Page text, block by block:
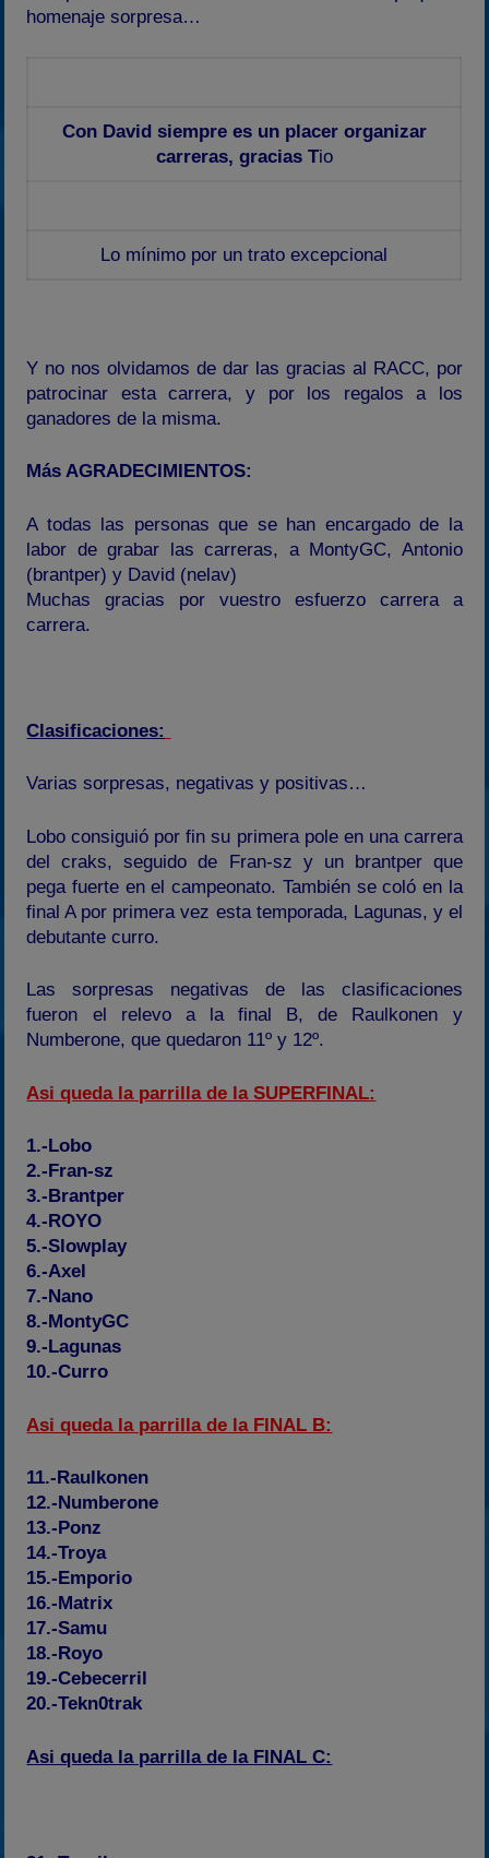
homenaje sorpresa…
Con David siempre es un placer organizar
carreras, gracias Tio
Lo mínimo por un trato excepcional
Y no nos olvidamos de dar las gracias al RACC, por
patrocinar esta carrera, y por los regalos a los
ganadores de la misma.
Más AGRADECIMIENTOS:
A todas las personas que se han encargado de la
labor de grabar las carreras, a MontyGC, Antonio
(brantper) y David (nelav)
Muchas gracias por vuestro esfuerzo carrera a
carrera.
Clasificaciones:
Varias sorpresas, negativas y positivas…
Lobo consiguió por fin su primera pole en una carrera
del craks, seguido de Fran-sz y un brantper que
pega fuerte en el campeonato. También se coló en la
final A por primera vez esta temporada, Lagunas, y el
debutante curro.
Las sorpresas negativas de las clasificaciones
fueron el relevo a la final B, de Raulkonen y
Numberone, que quedaron 11º y 12º.
Asi queda la parrilla de la SUPERFINAL:
1.-Lobo
2.-Fran-sz
3.-Brantper
4.-ROYO
5.-Slowplay
6.-Axel
7.-Nano
8.-MontyGC
9.-Lagunas
10.-Curro
Asi queda la parrilla de la FINAL B:
11.-Raulkonen
12.-Numberone
13.-Ponz
14.-Troya
15.-Emporio
16.-Matrix
17.-Samu
18.-Royo
19.-Cebecerril
20.-Tekn0trak
Asi queda la parrilla de la FINAL C: